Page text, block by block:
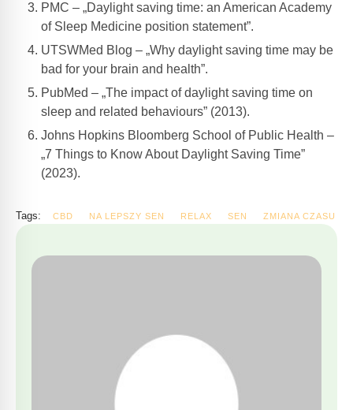
PMC – „Daylight saving time: an American Academy
of Sleep Medicine position statement”.
UTSWMed Blog – „Why daylight saving time may be
bad for your brain and health”.
PubMed – „The impact of daylight saving time on
sleep and related behaviours” (2013).
Johns Hopkins Bloomberg School of Public Health –
„7 Things to Know About Daylight Saving Time”
(2023).
Tags: CBD NA LEPSZY SEN RELAX SEN ZMIANA CZASU